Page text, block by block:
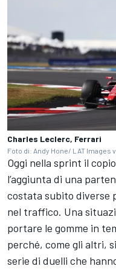
Charles Leclerc, Ferrari
Foto di: Andy Hone/ LAT Images
Oggi nella sprint il
l’aggiunta di una
costata subito diverse
nel traffico. Una
portare le gomme in
perché, come gli altri,
serie di duelli che